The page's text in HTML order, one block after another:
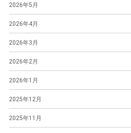
2026年5月
2026年4月
2026年3月
2026年2月
2026年1月
2025年12月
2025年11月